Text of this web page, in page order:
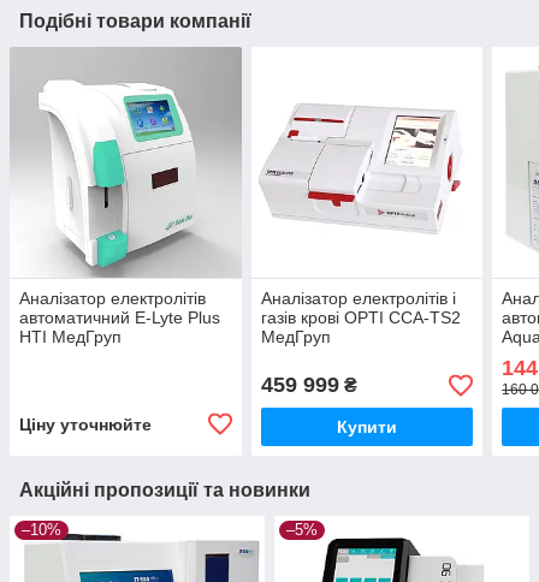
Подібні товари компанії
Аналізатор електролітів
автоматичний E-Lyte Plus
HTI МедГруп
Ціну уточнюйте
Аналізатор електролітів і
газів крові OPTI CCA-TS2
МедГруп
459 999₴
Купити
160
Акційні пропозиції та новинки
–10% –5%